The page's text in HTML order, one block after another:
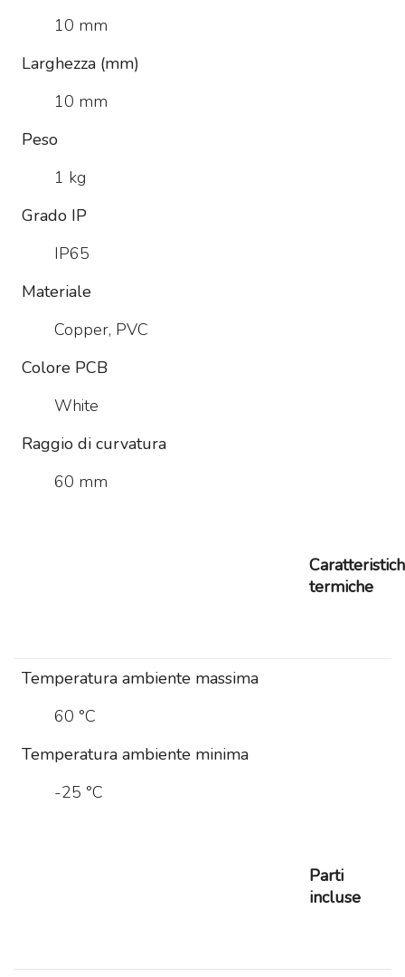
10 mm
Larghezza (mm)
10 mm
Peso
1 kg
Grado IP
IP65
Materiale
Copper, PVC
Colore PCB
White
Raggio di curvatura
60 mm
termiche
Temperatura ambiente massima
60 °C
Temperatura ambiente minima
-25 °C
Parti
incluse